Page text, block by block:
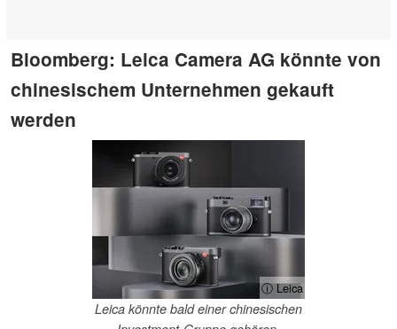
Bloomberg: Leica Camera AG könnte von
chinesischem Unternehmen gekauft
werden
ⓘ Leica
Leica könnte bald einer chinesischen